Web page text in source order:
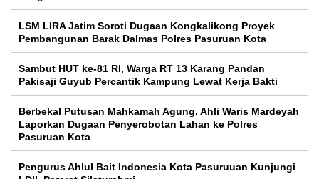
LSM LIRA Jatim Soroti Dugaan Kongkalikong Proyek
Pembangunan Barak Dalmas Polres Pasuruan Kota
Sambut HUT ke-81 RI, Warga RT 13 Karang Pandan
Pakisaji Guyub Percantik Kampung Lewat Kerja Bakti
Berbekal Putusan Mahkamah Agung, Ahli Waris Mardeyah
Laporkan Dugaan Penyerobotan Lahan ke Polres
Pasuruan Kota
Pengurus Ahlul Bait Indonesia Kota Pasuruuan Kunjungi